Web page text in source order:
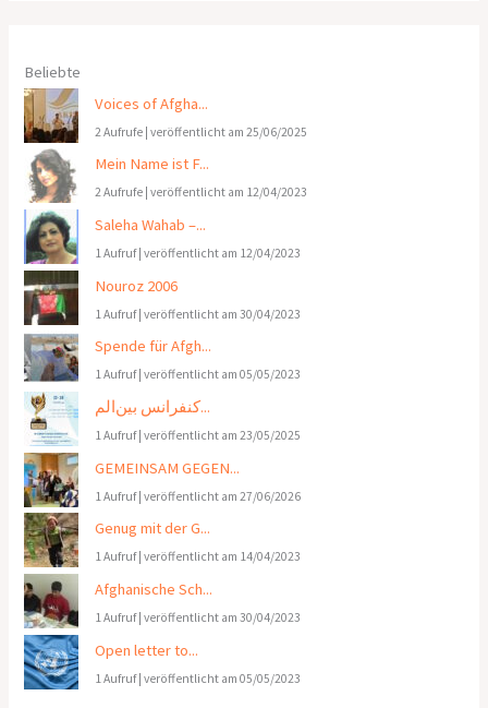
Beliebte
Voices of Afgha...
2 Aufrufe |veröffentlicht am 25/06/2025
Mein Name ist F...
2 Aufrufe |veröffentlicht am 12/04/2023
Saleha Wahab –...
1 Aufruf|veröffentlicht am 12/04/2023
Nouroz 2006
1 Aufruf|veröffentlicht am 30/04/2023
Spende für Afgh...
1 Aufruf|veröffentlicht am 05/05/2023
کنفرانس بین‌الم...
1 Aufruf|veröffentlicht am 23/05/2025
GEMEINSAM GEGEN...
1 Aufruf|veröffentlicht am 27/06/2026
Genug mit der G...
1 Aufruf|veröffentlicht am 14/04/2023
Afghanische Sch...
1 Aufruf|veröffentlicht am 30/04/2023
Open letter to...
1 Aufruf|veröffentlicht am 05/05/2023